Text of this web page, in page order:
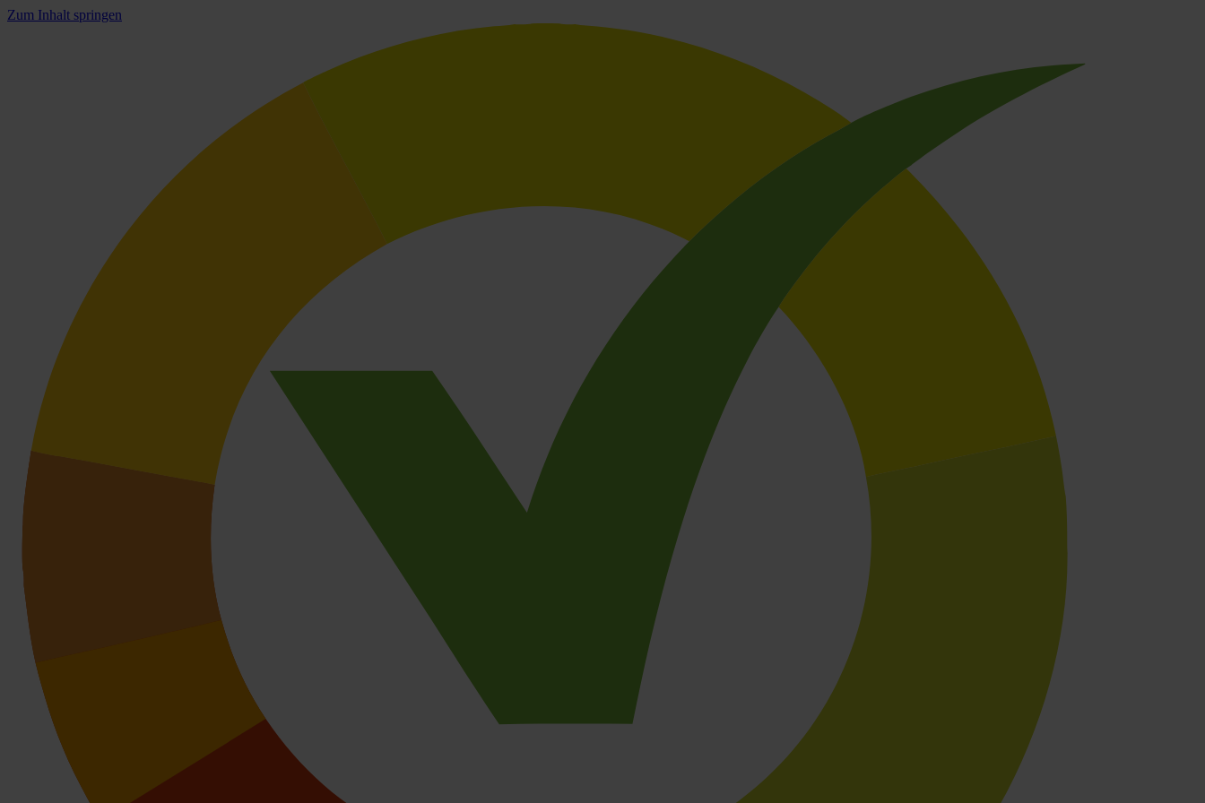
Zum Inhalt springen